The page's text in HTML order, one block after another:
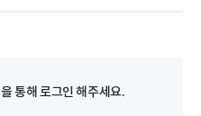
을 통해 로그인 해주세요.